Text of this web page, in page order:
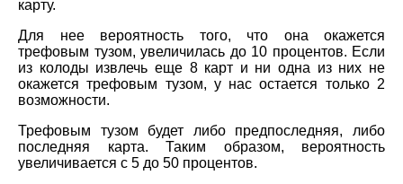
карту.
Для нее вероятность того, что она окажется
трефовым тузом, увеличилась до 10 процентов. Если
из колоды извлечь еще 8 карт и ни одна из них не
окажется трефовым тузом, у нас остается только 2
возможности.
Трефовым тузом будет либо предпоследняя, либо
последняя карта. Таким образом, вероятность
увеличивается с 5 до 50 процентов.